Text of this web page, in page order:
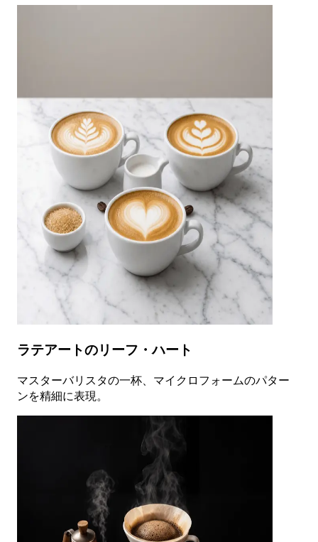
ラテアートのリーフ・ハート
マスターバリスタの一杯、マイクロフォームのパター
ンを精細に表現。